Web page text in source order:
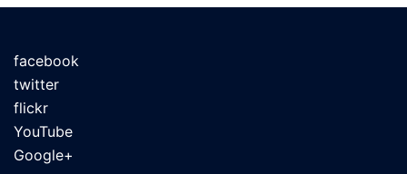
facebook
twitter
flickr
YouTube
Google+